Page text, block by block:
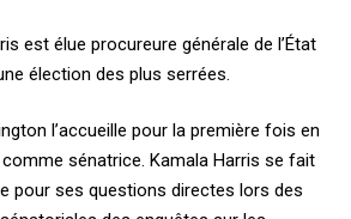
est élue procureure générale de l’État
élection des plus serrées.
l’accueille pour la première fois en
sénatrice. Kamala Harris se fait
pour ses questions directes lors des